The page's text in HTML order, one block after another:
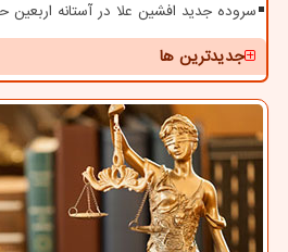
سروده جدید افشین علا در آستانه اربعین
جدیدترین ها